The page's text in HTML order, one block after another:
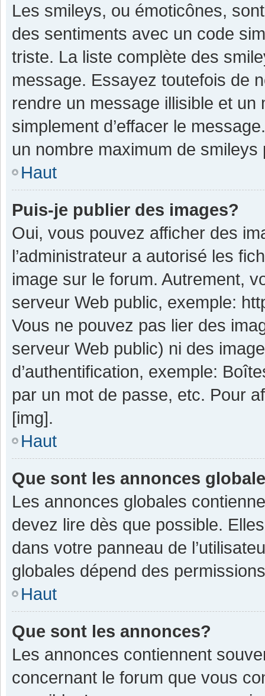
Les smileys, ou émoticônes,
des sentiments avec un code
triste. La liste complète des
message. Essayez toutefois de
rendre un message illisible et
simplement d’effacer le
un nombre maximum de smileys
Haut
Puis-je publier des images?
Oui, vous pouvez afficher des
l’administrateur a autorisé les
image sur le forum. Autrement,
serveur Web public, exemple:
Vous ne pouvez pas lier des
serveur Web public) ni des
d’authentification, exemple:
par un mot de passe, etc. Pour
[img].
Haut
Que sont les annonces
Les annonces globales
devez lire dès que possible.
dans votre panneau de
globales dépend des
Haut
Que sont les annonces?
Les annonces contiennent
concernant le forum que vous